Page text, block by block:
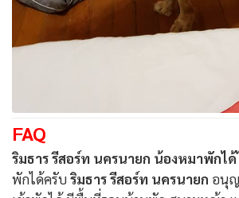
FAQ
ริมธาร รีสอร์ท นครนายก น้องหมาพักไ
พักได้ครับ ริมธาร รีสอร์ท นครนายก อนุญ